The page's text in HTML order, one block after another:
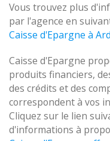
Vous trouvez plus
par l'agence en
Caisse d'Epargne à
Caisse d'Epargne
produits financiers,
des crédits et des
correspondent à vos
Cliquez sur le lien
d'informations à